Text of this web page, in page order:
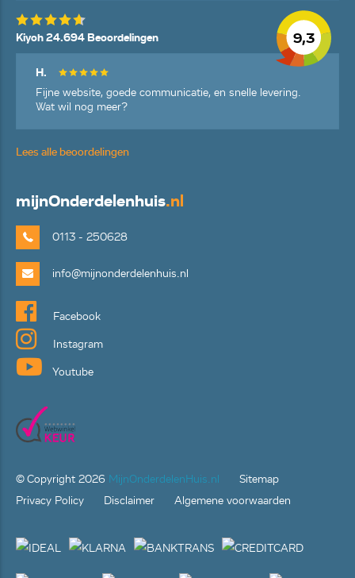
9,3
Kiyoh 24.694 Beoordelingen
H.
Fijne website, goede communicatie, en snelle levering.
Wat wil nog meer?
Lees alle beoordelingen
mijnOnderdelenhuis.nl
0113 - 250628
info@mijnonderdelenhuis.nl
Facebook
Instagram
Youtube
© Copyright 2026 MijnOnderdelenHuis.nl
Sitemap
Privacy Policy
Disclaimer Algemene voorwaarden